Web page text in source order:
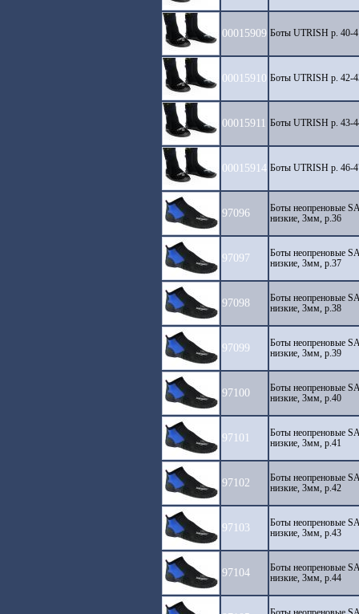
00015909 Боты UTRISH р. 40-
00015910 Боты UTRISH р. 42-
00015911 Боты UTRISH р. 43-
00015914 Боты UTRISH р. 46-
97096
Боты неопреновые
низкие, 3мм, р.36
97097
Боты неопреновые
низкие, 3мм, р.37
97098
Боты неопреновые
низкие, 3мм, р.38
97099
Боты неопреновые
низкие, 3мм, р.39
97100
Боты неопреновые
низкие, 3мм, р.40
97101
Боты неопреновые
низкие, 3мм, р.41
97102
Боты неопреновые
низкие, 3мм, р.42
97103
Боты неопреновые
низкие, 3мм, р.43
97104
Боты неопреновые
низкие, 3мм, р.44